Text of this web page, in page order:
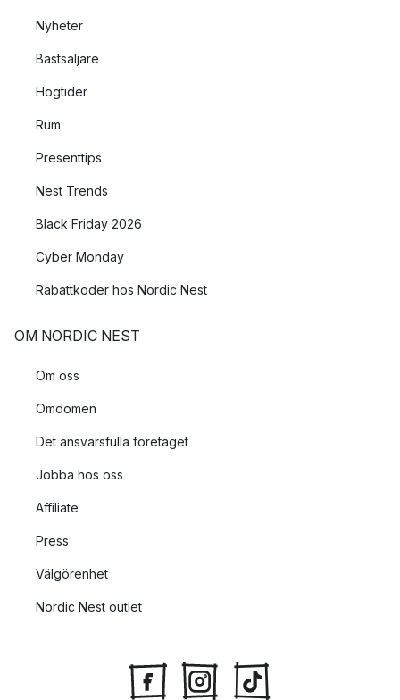
Nyheter
Bästsäljare
Högtider
Rum
Presenttips
Nest Trends
Black Friday 2026
Cyber Monday
Rabattkoder hos Nordic Nest
OM NORDIC NEST
Om oss
Omdömen
Det ansvarsfulla företaget
Jobba hos oss
Affiliate
Press
Välgörenhet
Nordic Nest outlet